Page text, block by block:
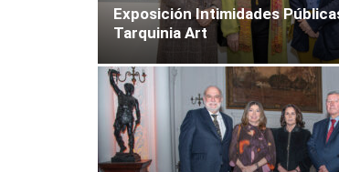
Exposición Intimidades
Tarquinia Art